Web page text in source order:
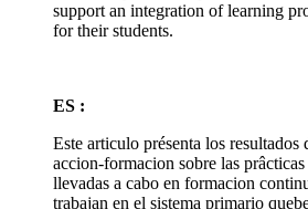
support an integration of learning
for their students.
ES :
Este articulo présenta los resultados
accion-formacion sobre las
llevadas a cabo en formacion
trabajan en el sistema primario